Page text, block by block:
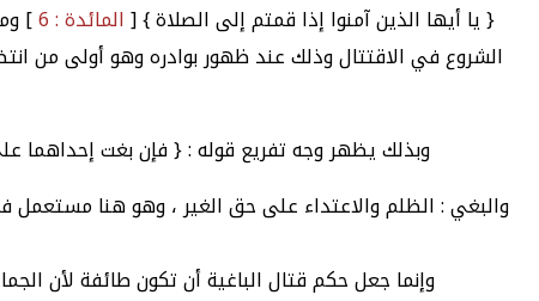
{ يا أيها الذين آمنوا إذا قمتم إلى الصلاة } [المائدة : 6 ]
الشروع في الاقتتال وذلك عند ظهور بوادره وهو أولى من
وبذلك يظهر وجه تفريع قوله : { فإن بغت إحداهما
والبغي : الظلم والاعتداء على حق الغير ، وهو هنا
وإنما جعل حكم قتال الباغية أن تكون طائفة لأن